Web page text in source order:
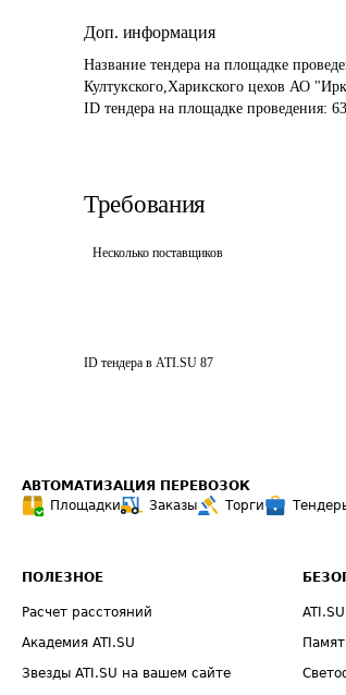
Доп. информация
Название тендера на площадке
Култукского,Харикского цехов АО
ID тендера на площадке проведения:
Требования
Несколько поставщиков
ID тендера в ATI.SU 87
АВТОМАТИЗАЦИЯ ПЕРЕВОЗОК
Площадки
Заказы Торги
ПОЛЕЗНОЕ
Расчет расстояний
Академия ATI.SU
Звезды ATI.SU на вашем сайте